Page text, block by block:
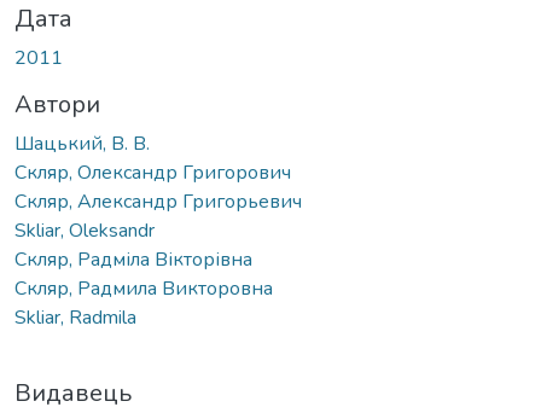
Дата
2011
Автори
Шацький, В. В.
Скляр, Олександр Григорович
Скляр, Александр Григорьевич
Skliar, Oleksandr
Скляр, Радміла Вікторівна
Скляр, Радмила Викторовна
Skliar, Radmila
Видавець